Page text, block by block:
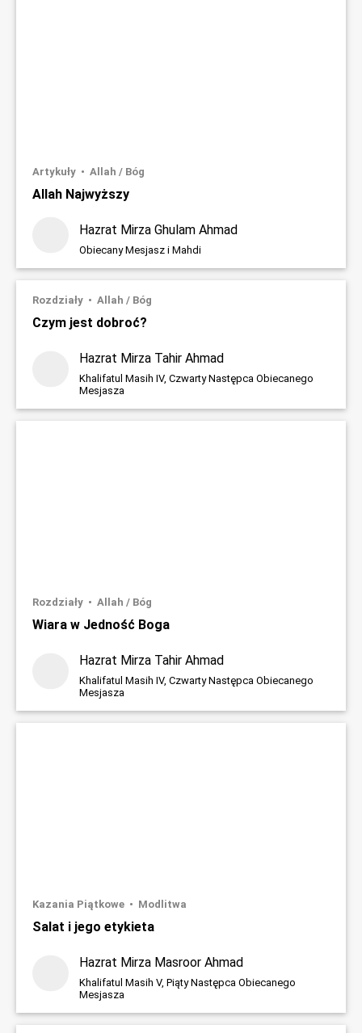
Artykuły Allah / Bóg
Allah Najwyższy
Hazrat Mirza Ghulam Ahmad
Obiecany Mesjasz i Mahdi
Rozdziały Allah / Bóg
Czym jest dobroć?
Hazrat Mirza Tahir Ahmad
Khalifatul Masih IV, Czwarty Następca Obiecanego
Mesjasza
Rozdziały Allah / Bóg
Wiara w Jedność Boga
Hazrat Mirza Tahir Ahmad
Khalifatul Masih IV, Czwarty Następca Obiecanego
Mesjasza
Kazania Piątkowe Modlitwa
Salat i jego etykieta
Hazrat Mirza Masroor Ahmad
Khalifatul Masih V, Piąty Następca Obiecanego
Mesjasza